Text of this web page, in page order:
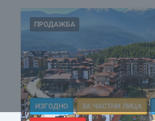
ПРОДАЖБА
ИЗГОДНО ЗА ЧАСТНИ ЛИЦА